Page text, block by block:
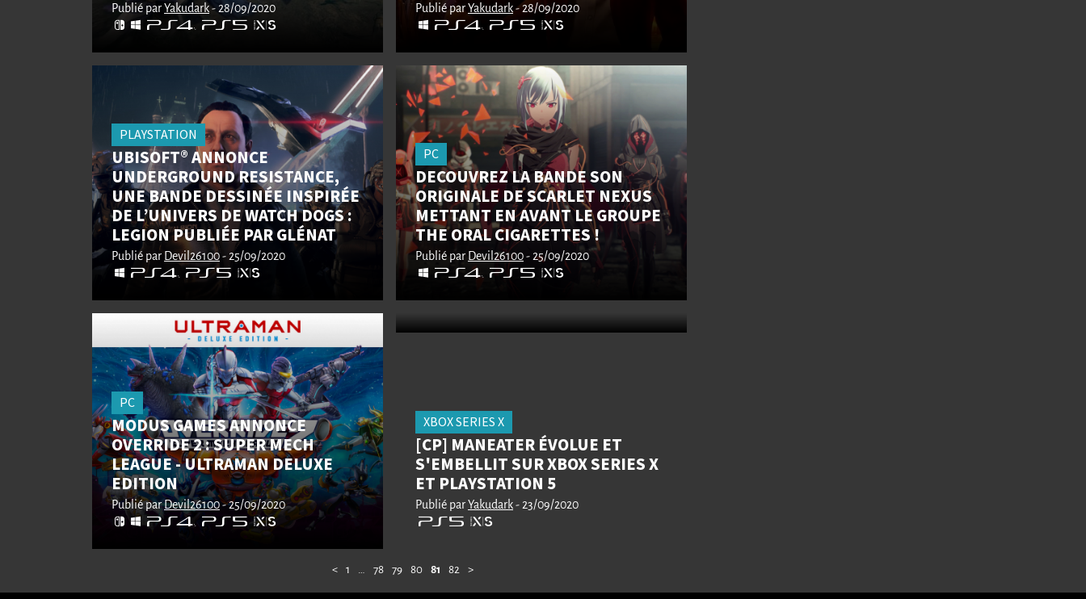
Publié parYakudark- 28/09/2020 Publié parYakudark- 28/09/2020
PLAYSTATION
UBISOFT® ANNONCE
UNDERGROUND RESISTANCE,
UNE BANDE DESSINÉE INSPIRÉE
DE L’UNIVERS DE WATCH DOGS :
LEGION PUBLIÉE PAR GLÉNAT
Publié par Devil26100- 25/09/2020
PC
DECOUVREZ LA BANDE SON
ORIGINALE DE SCARLET NEXUS
METTANT EN AVANT LE GROUPE
THE ORAL CIGARETTES !
Publié par Devil26100- 25/09/2020
PC
MODUS GAMES ANNONCE
OVERRIDE 2 : SUPER MECH
LEAGUE - ULTRAMAN DELUXE
EDITION
Publié parDevil26100- 25/09/2020
XBOX SERIES X
[CP] MANEATER ÉVOLUE ET
S'EMBELLIT SUR XBOX SERIES X
ET PLAYSTATION 5
Publié parYakudark- 23/09/2020
< 1 … 78 79 80 81 82 >